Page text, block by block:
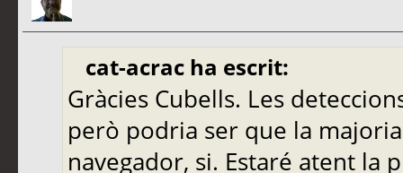
cat-acrac ha escrit:
Gràcies Cubells. Les
però podria ser que la
navegador, si. Estaré atent la